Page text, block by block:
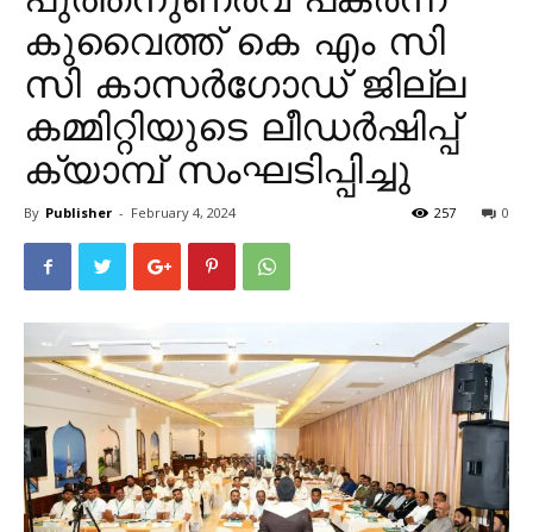
കുവൈത്ത് കെ എം സി
സി കാസർഗോഡ് ജില്ല
കമ്മിറ്റിയുടെ ലീഡർഷിപ്പ്
ക്യാമ്പ് സംഘടിപ്പിച്ചു
By Publisher - February 4, 2024 0
257